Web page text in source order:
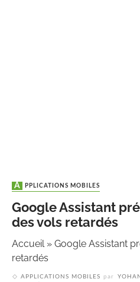
APPLICATIONS MOBILES
Google Assistant
des vols retardés
Accueil» Google Assistant
retardés
APPLICATIONS MOBILES par